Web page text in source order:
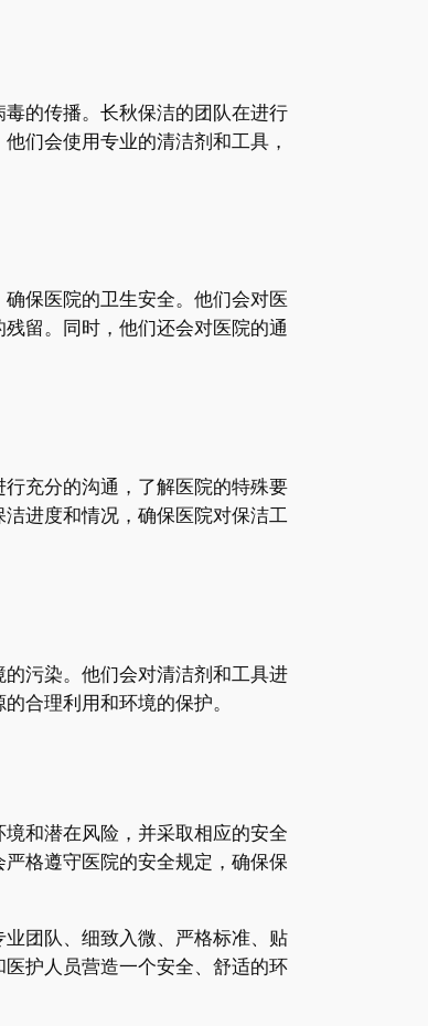
的传播。长秋保洁的团队在进行
们会使用专业的清洁剂和工具，
保医院的卫生安全。他们会对医
留。同时，他们还会对医院的通
充分的沟通，了解医院的特殊要
进度和情况，确保医院对保洁工
污染。他们会对清洁剂和工具进
合理利用和环境的保护。
和潜在风险，并采取相应的安全
格遵守医院的安全规定，确保保
团队、细致入微、严格标准、贴
护人员营造一个安全、舒适的环